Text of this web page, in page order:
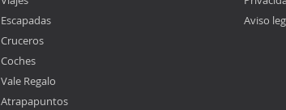
Escapadas
Cruceros
Coches
Vale Regalo
Atrapapuntos
Aviso